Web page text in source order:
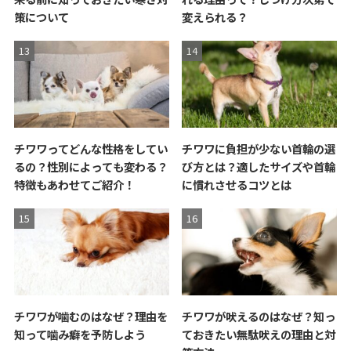
策について
変えられる？
チワワってどんな性格をしてい
るの？性別によっても変わる？
特徴もあわせてご紹介！
チワワに負担が少ない首輪の選
び方とは？適したサイズや首輪
に慣れさせるコツとは
チワワが噛むのはなぜ？理由を
知って噛み癖を予防しよう
チワワが吠えるのはなぜ？知っ
ておきたい無駄吠えの理由と対